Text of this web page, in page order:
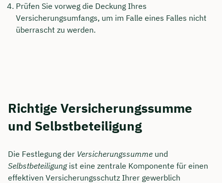
Prüfen Sie vorweg die Deckung Ihres
Versicherungsumfangs, um im Falle eines Falles nicht
überrascht zu werden.
Richtige Versicherungssumme
und Selbstbeteiligung
Die Festlegung der Versicherungssumme und
Selbstbeteiligungist eine zentrale Komponente für einen
effektiven Versicherungsschutz Ihrer gewerblich